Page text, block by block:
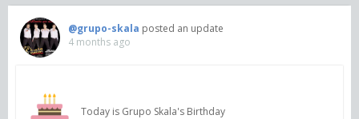
@grupo-skala posted an update
4 months ago
Today is Grupo Skala's Birthday